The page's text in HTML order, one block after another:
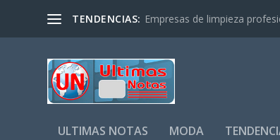
TENDENCIAS: Empresas de limpieza
ULTIMAS NOTAS MODA